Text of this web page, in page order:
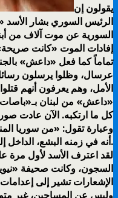
يقولون إن
الرئيس السوري بشار الأسد
السورية عن موت آلاف من
إفادات الموت «كانت صريحة»،
تماماً كما فعل «داعش»
عرسال، وظلوا يرسلون
الأمل، وهم يعرفون أنهم
«داعش» من لبنان
كل ما ارتكبه. الآن عادت
وعبارة تقول: «من سوريا
أنه في زمنه البشع، الداخل إلى سوريا مفقود، والخارج منها مولود.
لقد اعترف الأسد لأول مرة
السجون، وكانت صحيفة
الإشعارات تشير إلى
وليس عن المساجين، غير